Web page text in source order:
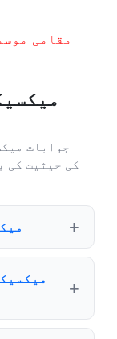
مقامی
جوابات